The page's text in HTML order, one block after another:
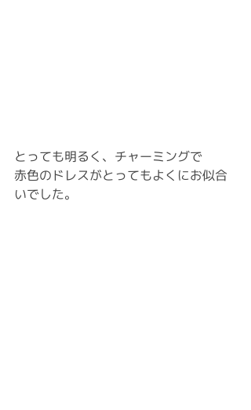
とっても明るく、チャーミングで
赤色のドレスがとってもよくにお似合
いでした。